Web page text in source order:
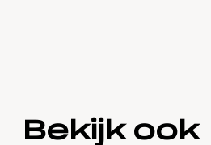
Bekijk ook